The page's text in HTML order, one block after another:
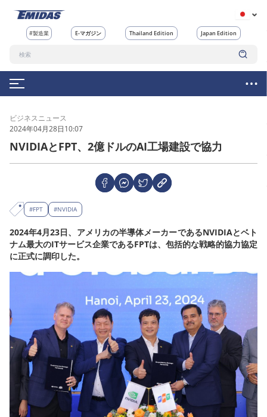
#製造業 E-マガジン Thailand Edition Japan Edition
ビジネスニュース
2024年04月28日10:07
NVIDIAとFPT、2億ドルのAI工場建設で協力
#FPT #NVIDIA
2024年4月23日、アメリカの半導体メーカーであるNVIDIAとベト
ナム最大のITサービス企業であるFPTは、包括的な戦略的協力協定
に正式に調印した。